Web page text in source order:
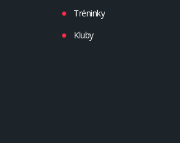
Tréninky
Kluby